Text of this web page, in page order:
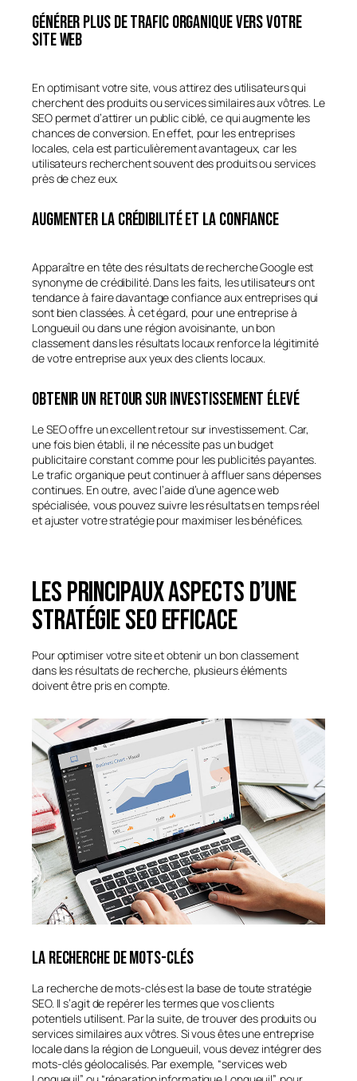
Générer plus de trafic organique vers votre
site web
En optimisant votre site, vous attirez des utilisateurs qui
cherchent des produits ou services similaires aux vôtres. Le
SEO permet d’attirer un public ciblé, ce qui augmente les
chances de conversion. En effet, pour les entreprises
locales, cela est particulièrement avantageux, car les
utilisateurs recherchent souvent des produits ou services
près de chez eux.
Augmenter la crédibilité et la confiance
Apparaître en tête des résultats de recherche Google est
synonyme de crédibilité. Dans les faits, les utilisateurs ont
tendance à faire davantage confiance aux entreprises qui
sont bien classées. À cet égard, pour une entreprise à
Longueuil ou dans une région avoisinante, un bon
classement dans les résultats locaux renforce la légitimité
de votre entreprise aux yeux des clients locaux.
Obtenir un retour sur investissement élevé
Le SEO offre un excellent retour sur investissement. Car,
une fois bien établi, il ne nécessite pas un budget
publicitaire constant comme pour les publicités payantes.
Le trafic organique peut continuer à affluer sans dépenses
continues. En outre, avec l’aide d’une agence web
spécialisée, vous pouvez suivre les résultats en temps réel
et ajuster votre stratégie pour maximiser les bénéfices.
Les principaux aspects d’une
stratégie SEO efficace
Pour optimiser votre site et obtenir un bon classement
dans les résultats de recherche, plusieurs éléments
doivent être pris en compte.
La recherche de mots-clés
La recherche de mots-clés est la base de toute stratégie
SEO. Il s’agit de repérer les termes que vos clients
potentiels utilisent. Par la suite, de trouver des produits ou
services similaires aux vôtres. Si vous êtes une entreprise
locale dans la région de Longueuil, vous devez intégrer des
mots-clés géolocalisés. Par exemple, “services web